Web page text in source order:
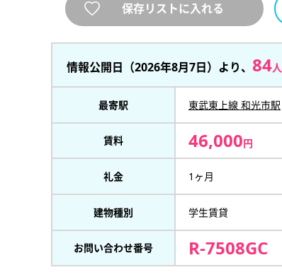
保存リストに入れる
情報公開日（2026年8月7日）より、 84人
最寄駅 東武東上線 和光市駅
賃料 46,000円
礼金 1ヶ月
建物種別 学生賃貸
お問い合わせ番号 R-7508GC